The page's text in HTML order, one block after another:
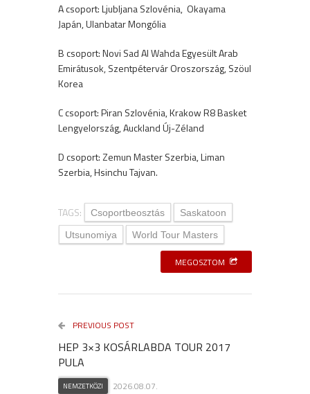
A csoport: Ljubljana Szlovénia, Okayama
Japán, Ulanbatar Mongólia
B csoport: Novi Sad Al Wahda Egyesült Arab
Emirátusok, Szentpétervár Oroszország, Szöul
Korea
C csoport: Piran Szlovénia, Krakow R8 Basket
Lengyelország, Auckland Új-Zéland
D csoport: Zemun Master Szerbia, Liman
Szerbia, Hsinchu Tajvan.
TAGS: Csoportbeosztás
Saskatoon
Utsunomiya
World Tour Masters
MEGOSZTOM
PREVIOUS POST
HEP 3×3 KOSÁRLABDA TOUR 2017
PULA
NEMZETKÖZI 2026.08.07.